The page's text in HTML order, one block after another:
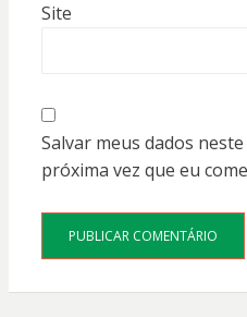
Site
Salvar meus dados
próxima vez que eu